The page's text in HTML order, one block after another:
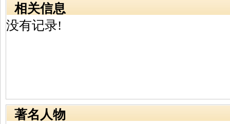
相关信息
没有记录!
著名人物